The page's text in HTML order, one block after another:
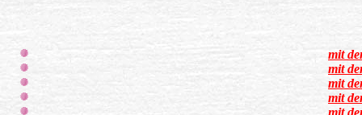
mit
mit
mit
mit
mit